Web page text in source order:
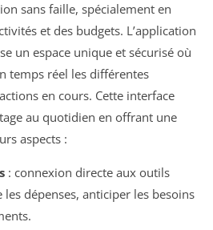
sans faille, spécialement en
et des budgets. L’application
un espace unique et sécurisé où
temps réel les différentes
en cours. Cette interface
au quotidien en offrant une
aspects :
: connexion directe aux outils
dépenses, anticiper les besoins